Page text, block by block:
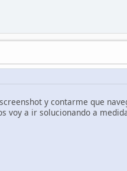
y contarme que
voy a ir solucionando a